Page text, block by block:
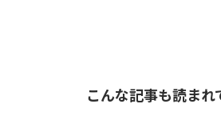
こんな記事も読まれ